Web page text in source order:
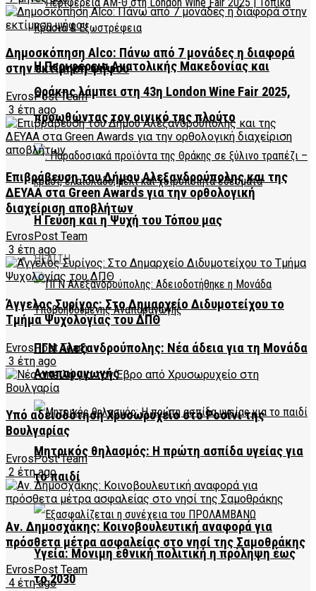
Η Περιφέρεια Ανατολικής Μακεδονίας και
Θράκης λάμπει στη 43η London Wine Fair 2025,
προωθώντας τον οινικό της πλούτο
Η Γεύση και η Ψυχή του Τόπου μας
HEALTH
ΠΓΝ Αλεξανδρούπολης: Νέα άδεια για τη Μονάδα
Αναπαραγωγής
Μητρικός θηλασμός: Η πρώτη ασπίδα υγείας για
το παιδί
Υγεία: Μόνιμη εθνική πολιτική η πρόληψη έως
το 2030
Δημοσκόπηση Alco: Πάνω από 7 μονάδες η διαφορά
στην εκτίμηση ψήφου
EvrosPost Team
3 έτη ago
Επιβράβευση του Δήμου Αλεξανδρούπολης και της
ΔΕΥΑΑ στα Green Awards για την ορθολογική
διαχείριση αποβλήτων
EvrosPost Team
3 έτη ago
Άγγελος Συρίγος: Στο Δημαρχείο Διδυμοτείχου το
Τμήμα Ψυχολογίας του ΔΠΘ
EvrosPost Team
3 έτη ago
Υπό αδειοδότηση Xρυσωρυχείο στο Ροσίνι της
Βουλγαρίας
EvrosPost Team
2 έτη ago
Αν. Δημοσχάκης: Κοινοβουλευτική αναφορά για
πρόσθετα μέτρα ασφαλείας στο νησί της Σαμοθράκης
EvrosPost Team
4 έτη ago